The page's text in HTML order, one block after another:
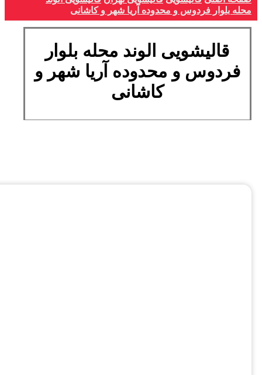
محله بلوار فردوس و محدوده آریا شهر و کاشانی
قالیشویی الوند محله بلوار
فردوس و محدوده آریا شهر و
کاشانی